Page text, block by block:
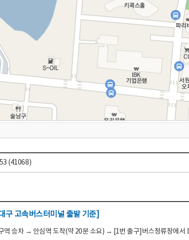
(41068)
구 고속버스터미널 출발 기준]
역 승차 → 안심역 도착(약 20분 소요) → [1번 출구]버스정류장에